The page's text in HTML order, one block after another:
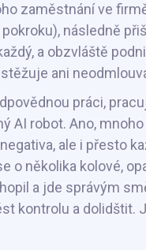
zaměstnání ve
následně
a obzvláště
ani
práci,
AI robot. Ano,
ale i přesto
o několika kolové,
a jde správým
kontrolu a